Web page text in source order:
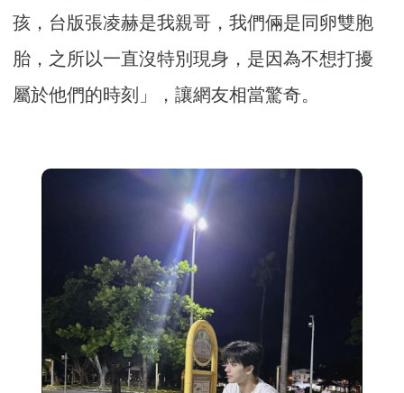
孩，台版張凌赫是我親哥，我們倆是同卵雙胞
胎，之所以一直沒特別現身，是因為不想打擾
屬於他們的時刻」，讓網友相當驚奇。